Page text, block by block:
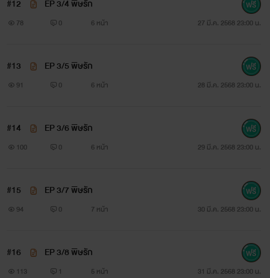
#12 EP 3/4 พิษรัก
78 0 6 หน้า 27 มี.ค. 2568 23:00 น.
#13 EP 3/5 พิษรัก
91 0 6 หน้า 28 มี.ค. 2568 23:00 น.
#14 EP 3/6 พิษรัก
100 0 6 หน้า 29 มี.ค. 2568 23:00 น.
#15 EP 3/7 พิษรัก
94 0 7 หน้า 30 มี.ค. 2568 23:00 น.
#16 EP 3/8 พิษรัก
113 1 5 หน้า 31 มี.ค. 2568 23:00 น.